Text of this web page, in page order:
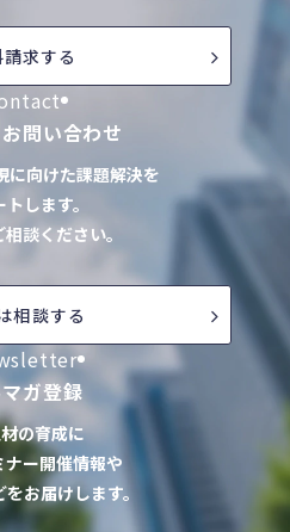
求する
問い合わせ
に向けた課題解決を
します。
談ください。
相談する
ガ登録
の育成に
ー開催情報や
お届けします。